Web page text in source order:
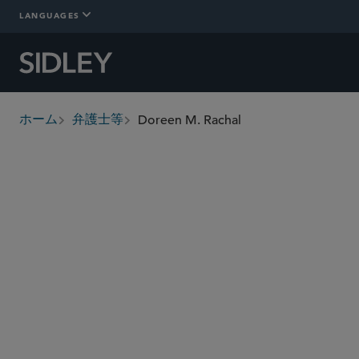
LANGUAGES
breadcrumbs
ホーム 弁護士等 Doreen M. Rachal